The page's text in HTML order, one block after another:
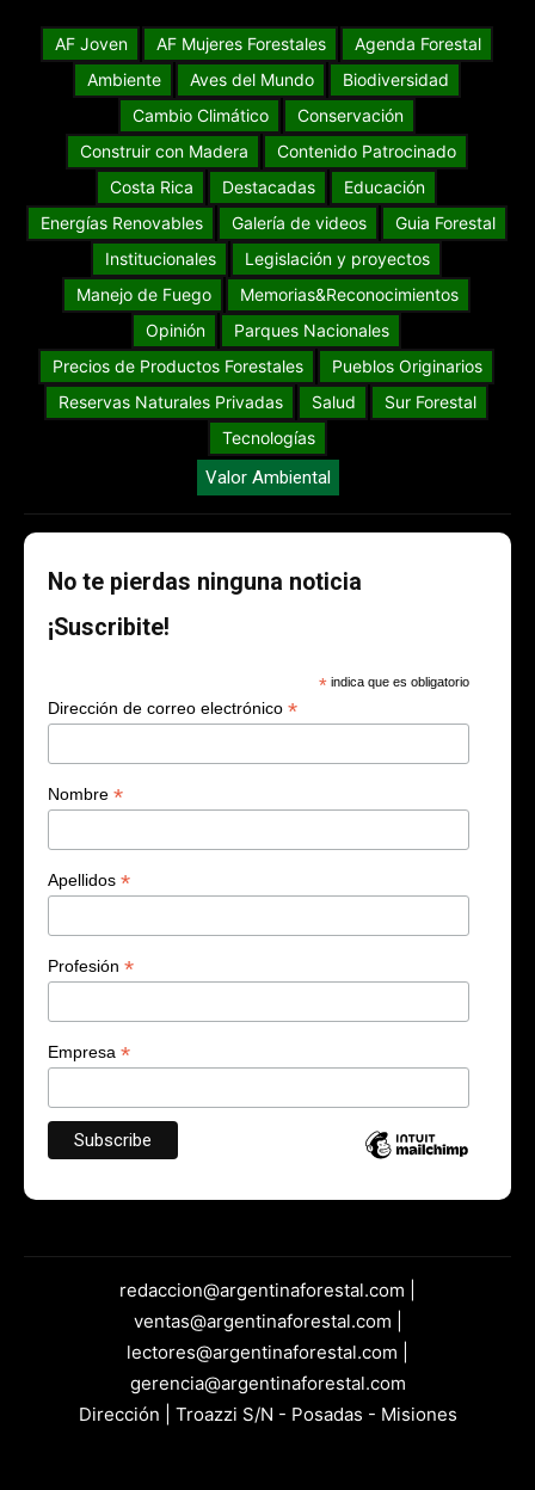
AF Joven AF Mujeres Forestales
Agenda Forestal
Ambiente
Aves del Mundo
Biodiversidad
Cambio Climático
Conservación
Construir con Madera
Contenido Patrocinado
Costa Rica
Destacadas
Educación
Energías Renovables
Galería de videos
Guia Forestal
Institucionales
Legislación y proyectos
Manejo de Fuego
Memorias&Reconocimientos
Opinión
Parques Nacionales
Precios de Productos Forestales
Pueblos Originarios
Reservas Naturales Privadas
Salud
Sur Forestal
Tecnologías
Valor Ambiental
No te pierdas ninguna noticia
¡Suscribite!
* indica que es obligatorio
Dirección de correo electrónico *
Nombre *
Apellidos *
Profesión *
Empresa *
redaccion@argentinaforestal.com |
ventas@argentinaforestal.com |
lectores@argentinaforestal.com |
gerencia@argentinaforestal.com
Dirección | Troazzi S/N - Posadas - Misiones